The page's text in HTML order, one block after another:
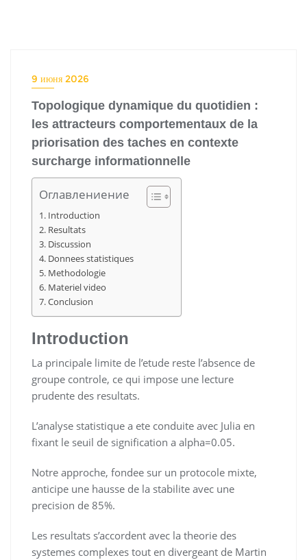
9 июня 2026
Topologique dynamique du quotidien :
les attracteurs comportementaux de la
priorisation des taches en contexte
surcharge informationnelle
Оглавлениение
Introduction
Resultats
Discussion
Donnees statistiques
Methodologie
Materiel video
Conclusion
Introduction
La principale limite de l’etude reste l’absence de
groupe controle, ce qui impose une lecture
prudente des resultats.
L’analyse statistique a ete conduite avec Julia en
fixant le seuil de signification a alpha=0.05.
Notre approche, fondee sur un protocole mixte,
anticipe une hausse de la stabilite avec une
precision de 85%.
Les resultats s’accordent avec la theorie des
systemes complexes tout en divergeant de Martin